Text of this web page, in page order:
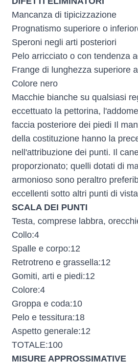
Mancanza di tipicizzazione
Prognatismo superiore o
Speroni negli arti posteriori
Pelo arricciato o con tendenza
Frange di lunghezza superiore
Colore nero
Macchie bianche su qualsiasi
eccettuato la pettorina,
faccia posteriore dei piedi Il
della costituzione hanno la
nell'attribuzione dei punti. Il
proporzionato; quelli dotati di
armonioso sono peraltro
eccellenti sotto altri punti di
SCALA DEI PUNTI
Testa, comprese labbra,
Collo:4
Spalle e corpo:12
Retrotreno e grassella:12
Gomiti, arti e piedi:12
Colore:4
Groppa e coda:10
Pelo e tessitura:18
Aspetto generale:12
TOTALE:100
MISURE APPROSSIMATIVE